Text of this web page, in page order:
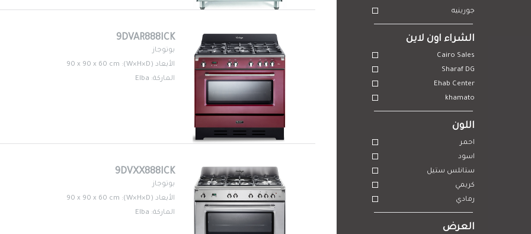
جورينيه
الشراء اون لاين
Cairo Sales
Sharaf DG
Ehab Center
khamato
اللون
احمر
اسود
ستانلس ستيل
كريمي
رمادي
العرض
9DVAR888ICK
بوتوجاز
الأبعاد (W×H×D): 90 x 90 x 60 cm
الماركة: Elba
9DVXX888ICK
بوتوجاز
الأبعاد (W×H×D): 90 x 90 x 60 cm
الماركة: Elba